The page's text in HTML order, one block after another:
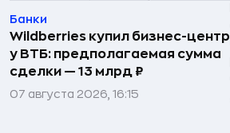
Банки
Wildberries купил бизнес-центр
у ВТБ: предполагаемая сумма
сделки — 13 млрд ₽
07 августа 2026, 16:15